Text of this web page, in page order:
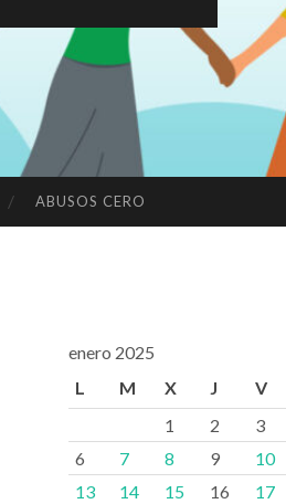
ABUSOS CERO
enero 2025
L
M X J V
1 2 3
6
7 8 9 10
13
14 15 16 17